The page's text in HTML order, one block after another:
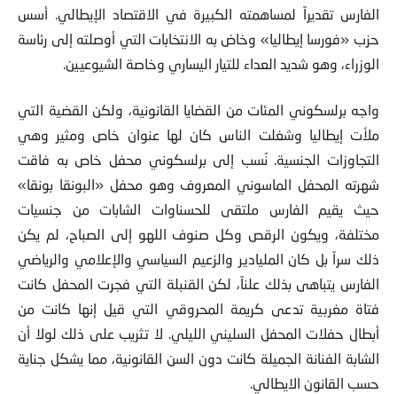
الفارس تقديراً لمساهمته الكبيرة في الاقتصاد الإيطالي. أسس
حزب «فورسا إيطاليا» وخاض به الانتخابات التي أوصلته إلى رئاسة
الوزراء، وهو شديد العداء للتيار اليساري وخاصة الشيوعيين.
واجه برلسكوني المئات من القضايا القانونية، ولكن القضية التي
ملأت إيطاليا وشغلت الناس كان لها عنوان خاص ومثير وهي
التجاوزات الجنسية. نُسب إلى برلسكوني محفل خاص به فاقت
شهرته المحفل الماسوني المعروف وهو محفل «البونقا بونقا»
حيث يقيم الفارس ملتقى للحسناوات الشابات من جنسيات
مختلفة، ويكون الرقص وكل صنوف اللهو إلى الصباح، لم يكن
ذلك سراً بل كان المليادير والزعيم السياسي والإعلامي والرياضي
الفارس يتباهى بذلك علناً، لكن القنبلة التي فجرت المحفل كانت
فتاة مغربية تدعى كريمة المحروقي التي قيل إنها كانت من
أبطال حفلات المحفل السليني الليلي. لا تثريب على ذلك لولا أن
الشابة الفنانة الجميلة كانت دون السن القانونية، مما يشكل جناية
حسب القانون الايطالي.